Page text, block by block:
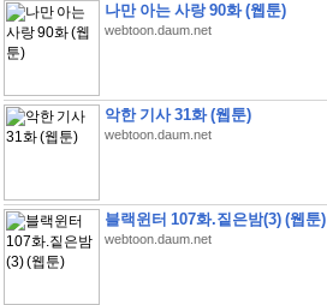
나만 아는 사랑 90화 (웹툰)
webtoon.daum.net
악한 기사 31화 (웹툰)
webtoon.daum.net
블랙윈터 107화.짙은밤(3) (웹툰)
webtoon.daum.net